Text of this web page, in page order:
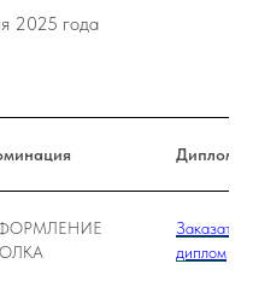
2025 года
Диплом
Заказать
диплом